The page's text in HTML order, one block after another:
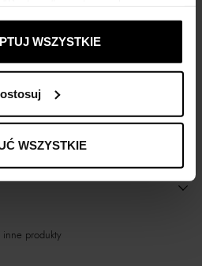
WSZYSTKIE
WSZYSTKIE
inne produkty